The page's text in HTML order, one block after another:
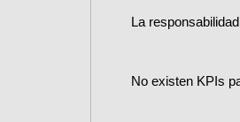
La
No existen KPIs